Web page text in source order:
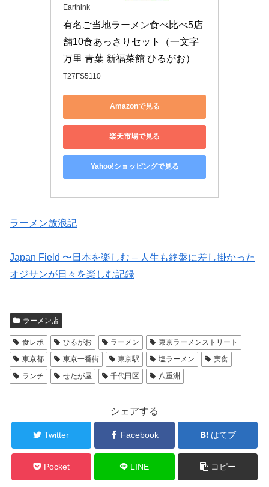
Earthink
有名ご当地ラーメン食べ比べ5店
舗10食あっさりセット（一文字
万里 青葉 新福菜館 ひるがお）
T27FS5110
Amazonで見る
楽天市場で見る
Yahoo!ショッピングで見る
ラーメン放浪記
Japan Field 〜日本を楽しむ – 人生も終盤に差し掛かった
オジサンが日々を楽しむ記録
ラーメン店
食レポ ひるがお ラーメン
東京ラーメンストリート
東京都
東京一番街 東京駅 塩ラーメン
実食
ランチ
せたが屋 千代田区 八重洲
シェアする
Twitter Facebook はてブ
Pocket LINE コピー